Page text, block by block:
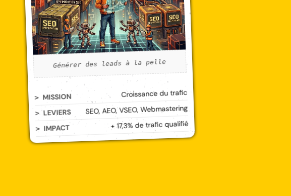
Générer des leads à la pelle
MISSION Croissance du trafic
LEVIERS SEO, AEO, VSEO, Webmastering
IMPACT + 17,3% de trafic qualifié